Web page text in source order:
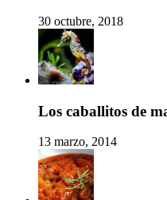
30 octubre, 2018
Los caballitos de
13 marzo, 2014